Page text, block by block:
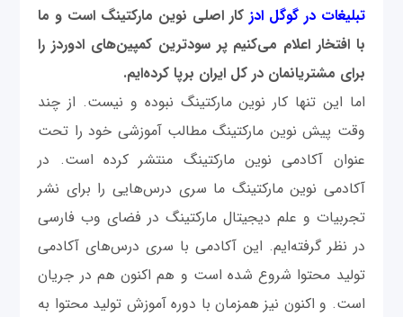
تبلیغات در گوگل ادز کار اصلی نوین مارکتینگ است و ما
با افتخار اعلام میکنیم پر سودترین کمپینهای ادوردز را
برای مشتریانمان در کل ایران برپا کردهایم.
اما این تنها کار نوین مارکتینگ نبوده و نیست. از چند
وقت پیش نوین مارکتینگ مطالب آموزشی خود را تحت
عنوان آکادمی نوین مارکتینگ منتشر کرده است. در
آکادمی نوین مارکتینگ ما سری درس‌هایی را برای نشر
تجربیات و علم دیجیتال مارکتینگ در فضای وب فارسی
در نظر گرفته‌ایم. این آکادمی با سری درس‌های آکادمی
تولید محتوا شروع شده است و هم اکنون هم در جریان
است. و اکنون نیز همزمان با دوره آموزش تولید محتوا به